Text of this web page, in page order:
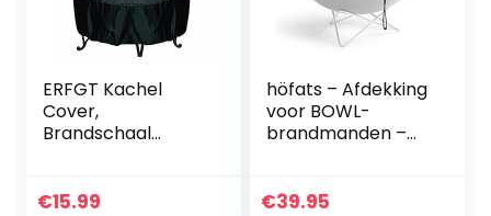
ERFGT Kachel
Cover,
Brandschaal
Waterdicht
€15.99
höfats – Afdekking
voor BOWL-
brandmanden –
– op maat
€39.95